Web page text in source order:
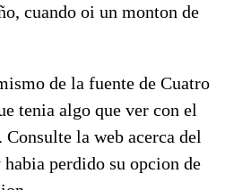
cuando oi un monton de
de la fuente de Cuatro
tenia algo que ver con el
la web acerca del
perdido su opcion de